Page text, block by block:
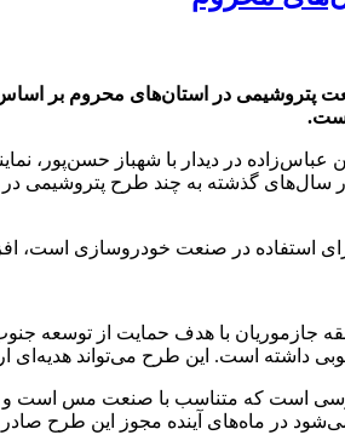
در استان‌های محروم بر اساس
عباس‌زاده در دیدار با شهباز
گذشته به چند طرح پتروشیمی در
جازموریان با هدف حمایت از توسعه
است که متناسب با صنعت مس است
ماه‌های آینده مجوز این طرح صادر